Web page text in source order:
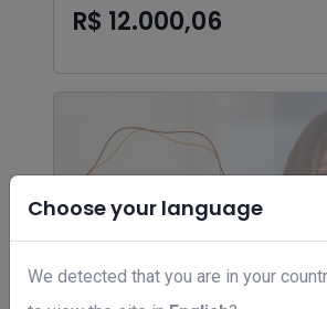
Choose your language
We detected that you are in your
R$ 12.000,06